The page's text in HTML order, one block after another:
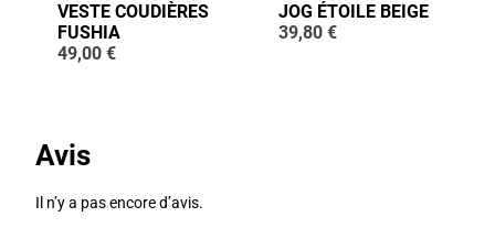
VESTE COUDIÈRES
FUSHIA
49,00 €
JOG ÉTOILE BEIGE
39,80 €
Avis
Il n’y a pas encore d’avis.